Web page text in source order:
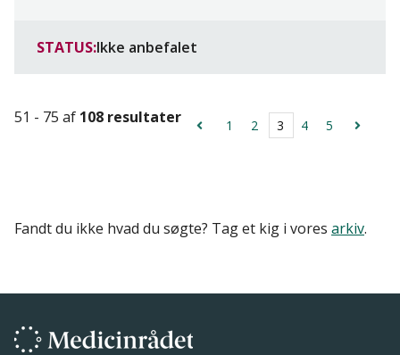
STATUS:Ikke anbefalet
51 - 75 af 108 resultater 1 2 3 4 5
Fandt du ikke hvad du søgte? Tag et kig i vores arkiv.